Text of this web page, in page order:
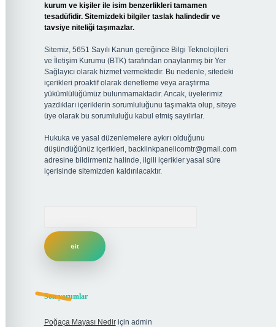
kurum ve kişiler ile isim benzerlikleri tamamen
tesadüfidir. Sitemizdeki bilgiler taslak halindedir ve
tavsiye niteliği taşımazlar.
Sitemiz, 5651 Sayılı Kanun gereğince Bilgi Teknolojileri
ve İletişim Kurumu (BTK) tarafından onaylanmış bir Yer
Sağlayıcı olarak hizmet vermektedir. Bu nedenle, sitedeki
içerikleri proaktif olarak denetleme veya araştırma
yükümlülüğümüz bulunmamaktadır. Ancak, üyelerimiz
yazdıkları içeriklerin sorumluluğunu taşımakta olup, siteye
üye olarak bu sorumluluğu kabul etmiş sayılırlar.
Hukuka ve yasal düzenlemelere aykırı olduğunu
düşündüğünüz içerikleri, backlinkpanelicomtr@gmail.com
adresine bildirmeniz halinde, ilgili içerikler yasal süre
içerisinde sitemizden kaldırılacaktır.
Son yorumlar
Poğaça Mayası Nediriçin admin